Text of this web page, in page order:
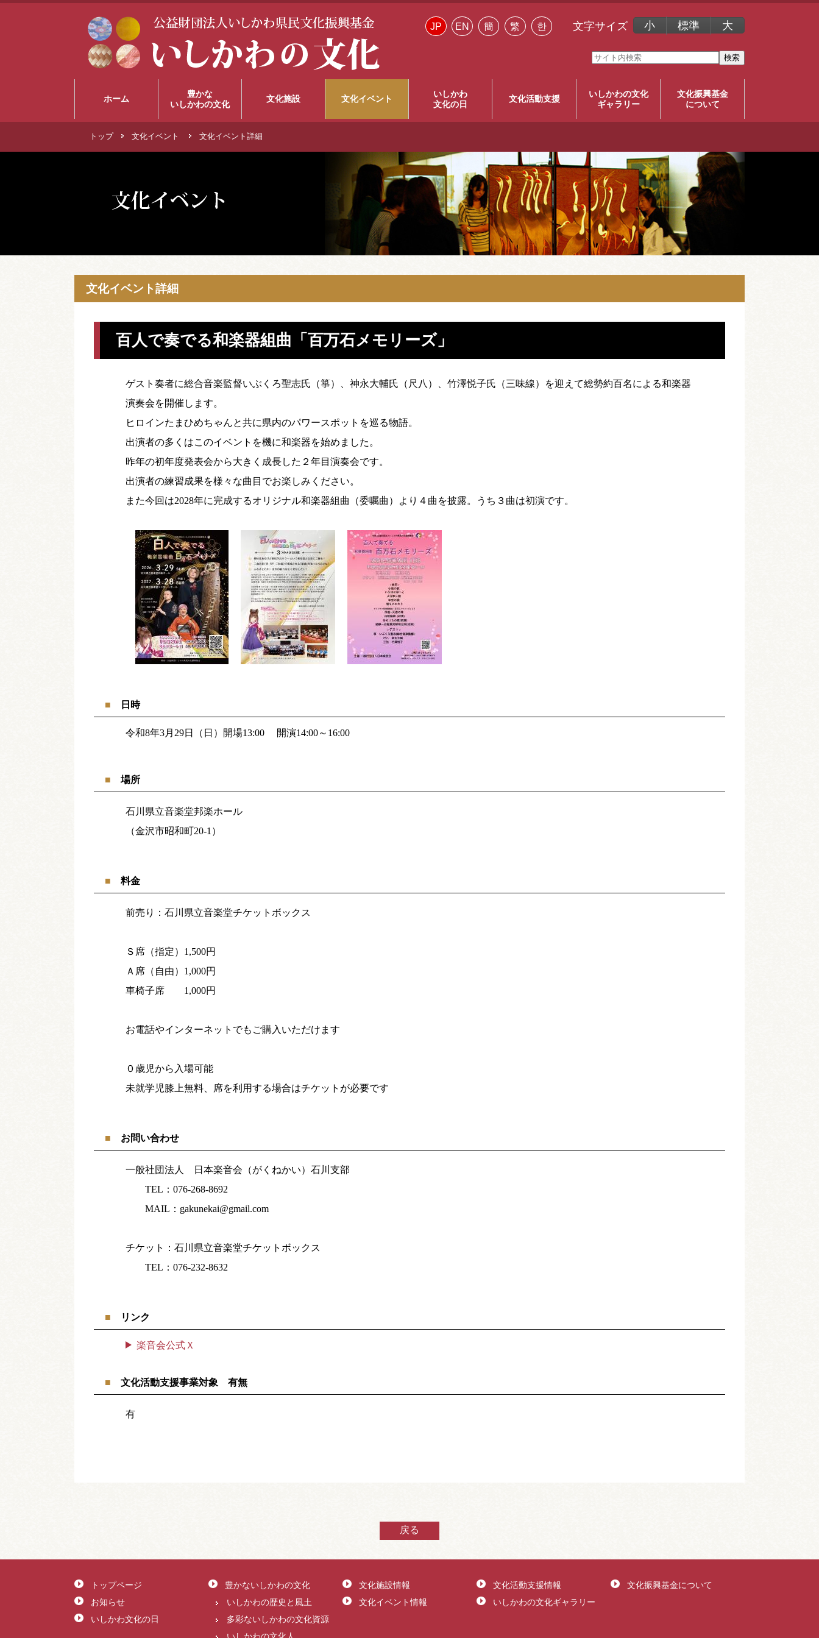
JP EN 簡 繁 한 文字サイズ 小 標準 大
ホーム
豊かな
いしかわの文化
文化施設 文化イベント
いしかわ
文化の日
文化活動支援
いしかわの文化
ギャラリー
文化振興基金
について
トップ 文化イベント 文化イベント詳細
文化イベント詳細
百人で奏でる和楽器組曲「百万石メモリーズ」
ゲスト奏者に総合音楽監督いぶくろ聖志氏（箏）、神永大輔氏（尺八）、竹澤悦子氏（三味線）を迎えて総勢約百名による和楽器
演奏会を開催します。
ヒロインたまひめちゃんと共に県内のパワースポットを巡る物語。
出演者の多くはこのイベントを機に和楽器を始めました。
昨年の初年度発表会から大きく成長した２年目演奏会です。
出演者の練習成果を様々な曲目でお楽しみください。
また今回は2028年に完成するオリジナル和楽器組曲（委嘱曲）より４曲を披露。うち３曲は初演です。
日時
令和8年3月29日（日）開場13:00 開演14:00～16:00
場所
石川県立音楽堂邦楽ホール
（金沢市昭和町20-1）
料金
前売り：石川県立音楽堂チケットボックス
Ｓ席（指定）1,500円
Ａ席（自由）1,000円
車椅子席 1,000円
お電話やインターネットでもご購入いただけます
０歳児から入場可能
未就学児膝上無料、席を利用する場合はチケットが必要です
お問い合わせ
一般社団法人 日本楽音会（がくねかい）石川支部
TEL：076-268-8692
MAIL：gakunekai@gmail.com
チケット：石川県立音楽堂チケットボックス
TEL：076-232-8632
リンク
楽音会公式Ｘ
文化活動支援事業対象 有無
有
戻る
トップページ
お知らせ
いしかわ文化の日
豊かないしかわの文化
いしかわの歴史と風土
多彩ないしかわの文化資源
文化施設情報
文化イベント情報
文化活動支援情報
いしかわの文化ギャラリー
文化振興基金について